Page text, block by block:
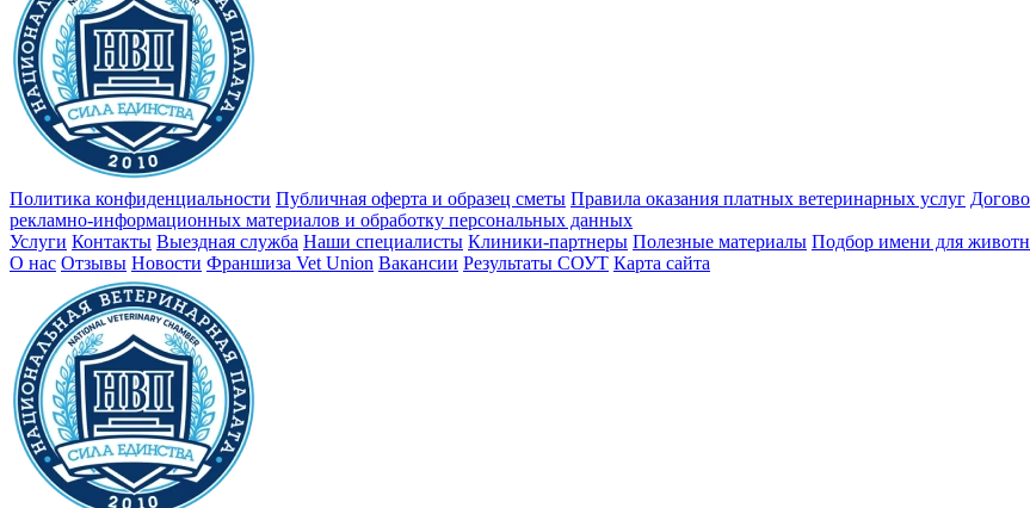
Политика конфиденциальности Публичная оферта и образец сметы Правила оказания платных ветеринарных услуг
рекламно-информационных материалов и обработку персональных данных
Услуги Контакты Выездная служба Наши специалисты Клиники-партнеры Полезные материалы Подбор имени для
О нас Отзывы Новости Франшиза Vet Union Вакансии Результаты СОУТ Карта сайта